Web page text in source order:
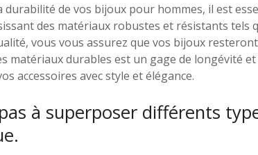
de vos bijoux pour hommes, il est
des matériaux robustes et résistants tels
vous vous assurez que vos bijoux
matériaux durables est un gage de longévité
accessoires avec style et élégance.
à superposer différents